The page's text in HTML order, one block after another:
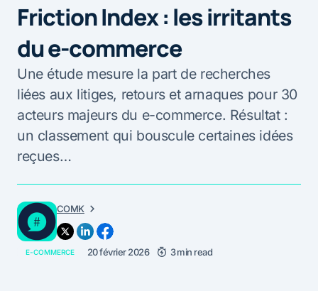
Friction Index : les irritants
du e-commerce
Une étude mesure la part de recherches
liées aux litiges, retours et arnaques pour 30
acteurs majeurs du e-commerce. Résultat :
un classement qui bouscule certaines idées
reçues…
COMK
E-COMMERCE 20 février 2026 3 min read